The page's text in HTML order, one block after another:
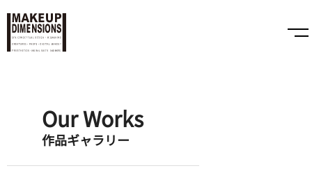
Our Works
作品ギャラリー